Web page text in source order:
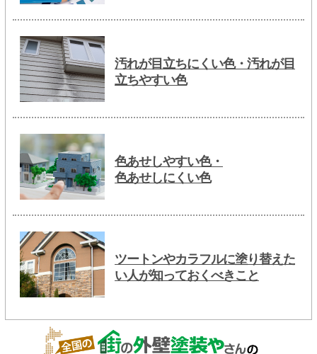
汚れが目立ちにくい色・汚れが目
立ちやすい色
色あせしやすい色・
色あせしにくい色
ツートンやカラフルに塗り替えた
い人が知っておくべきこと